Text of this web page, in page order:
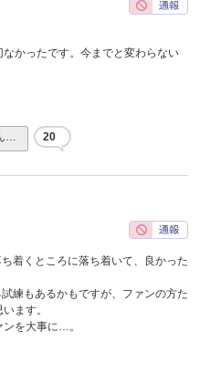
かったです。今までと変わらない
… 20
着くところに落ち着いて、良かった
練もあるかもですが、ファンの方た
ます。
を大事に…。